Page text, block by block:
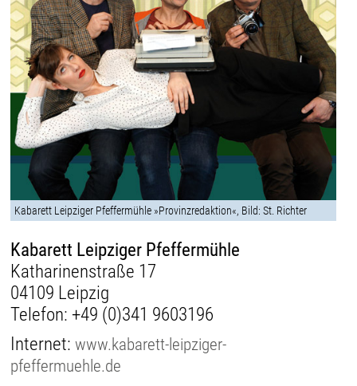
Kabarett Leipziger Pfeffermühle »Provinzredaktion«, Bild: St. Richter
Kabarett Leipziger Pfeffermühle
Katharinenstraße 17
04109 Leipzig
Telefon: +49 (0)341 9603196
Internet:www.kabarett-leipziger-
pfeffermuehle.de